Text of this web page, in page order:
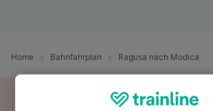
Home Bahnfahrplan Ragusa nach Modica